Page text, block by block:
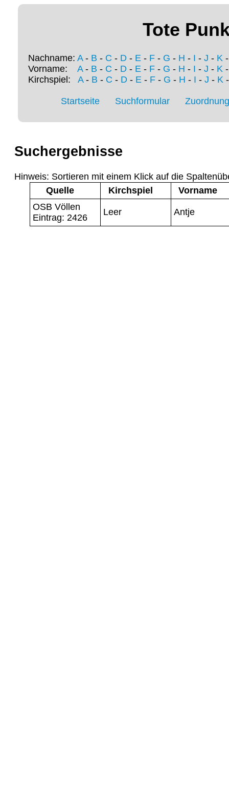
Tote
Nachname: A- B - C - D - E - F - G - H - I - J - K
Vorname: A- B - C - D - E - F - G - H - I - J - K
Kirchspiel: A- B - C - D- E- F- G - H - I - J - K
Startseite Suchformular
Suchergebnisse
Hinweis: Sortieren mit einem Klick auf die
Quelle
Kirchspiel
Vorname
OSB Völlen
Eintrag: 2426
Leer Antje